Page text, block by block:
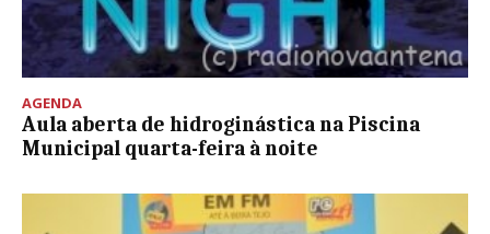
AGENDA
Aula aberta de hidroginástica na Piscina
Municipal quarta-feira à noite